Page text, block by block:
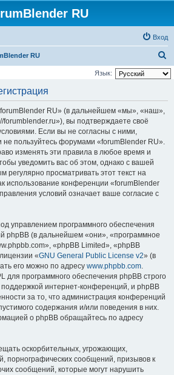
RU
Вход
RU
о
Язык:
RU» (в дальнейшем «мы», «наш»,
forumblender.ru»), вы подтверждаете своё
Если вы не согласны с ними,
не пользуйтесь форумами «forumBlender RU».
изменять эти правила в любое время и
уведомить вас об этом, однако с вашей
просматривать этот текст на
использование конференции «forumBlender
условий означает ваше согласие с
управлением программного обеспечения
phpBB (в дальнейшем «они», «программное
«phpBB Limited», «phpBB
«GNU General Public License v2» (в
его можно по адресу www.phpbb.com.
для программного обеспечения phpBB строго
интернет-конференций, и phpBB
за то, что администрация конференций
содержания и/или поведения в них.
о phpBB обращайтесь по адресу
оскорбительных, угрожающих,
порнографических сообщений, призывов к
сообщений, которые могут нарушить